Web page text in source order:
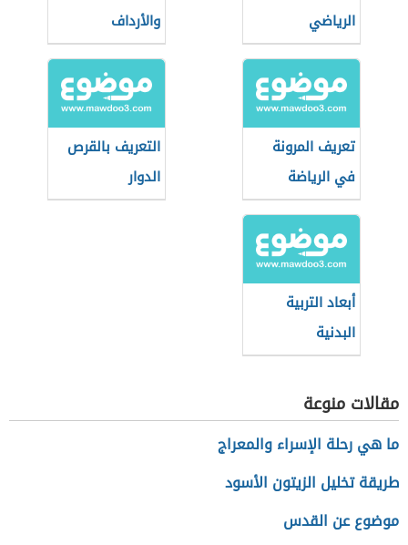
الرياضي
والأرداف
تعريف المرونة
في الرياضة
التعريف بالقرص
الدوار
أبعاد التربية
البدنية
مقالات منوعة
ما هي رحلة الإسراء والمعراج
طريقة تخليل الزيتون الأسود
موضوع عن القدس